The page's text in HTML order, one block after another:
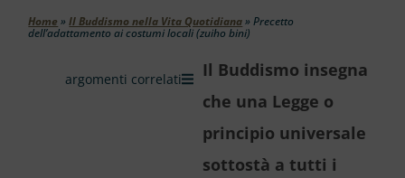
Home »Il Buddismo nella Vita Quotidiana»Precetto
dell’adattamento ai costumi locali (zuiho bini)
argomenti correlati
Il Buddismo insegna
che una Legge o
principio universale
sottostà a tutti i